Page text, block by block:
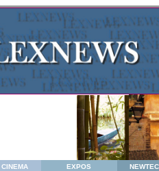
CINEMA EXPOS